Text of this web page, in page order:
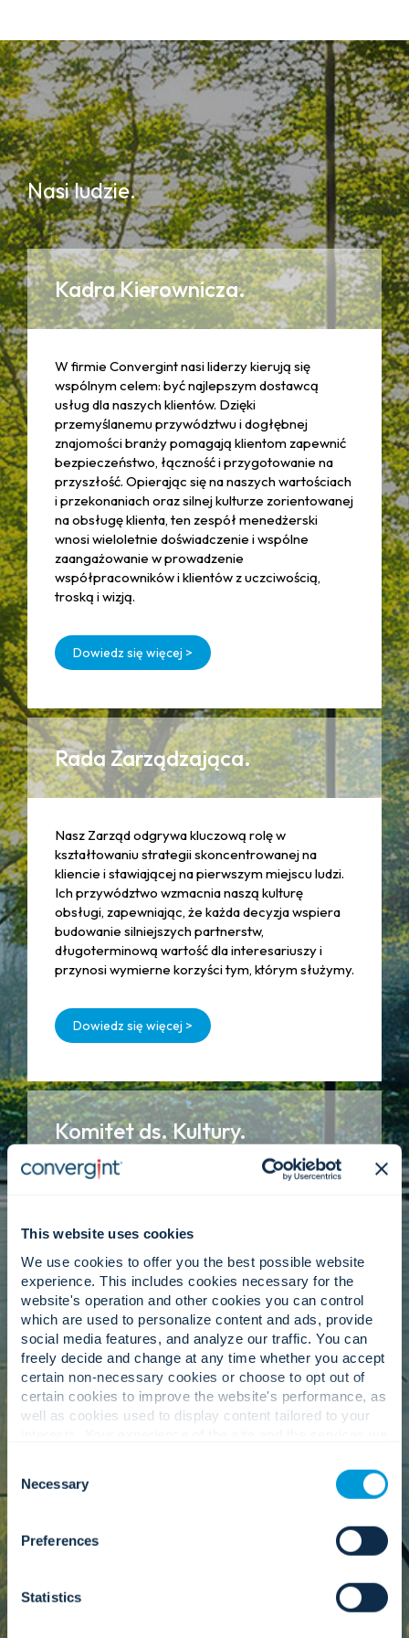
This website uses cookies
We use cookies to offer you the best possible website
experience. This includes cookies necessary for the
website's operation and other cookies you can control
which are used to personalize content and ads, provide
social media features, and analyze our traffic. You can
freely decide and change at any time whether you accept
certain non-necessary cookies or choose to opt out of
certain cookies to improve the website's performance, as
well as cookies used to display content tailored to your
cookies. Click "Show details" below for more information
about who we share your information with.
Selection
Necessary
Preferences
Statistics
Nasi ludzie.
Kadra Kierownicza.
W firmie Convergint nasi liderzy kierują się
wspólnym celem: być najlepszym dostawcą
usług dla naszych klientów. Dzięki
przemyślanemu przywództwu i dogłębnej
znajomości branży pomagają klientom zapewnić
bezpieczeństwo, łączność i przygotowanie na
przyszłość. Opierając się na naszych wartościach
i przekonaniach oraz silnej kulturze zorientowanej
na obsługę klienta, ten zespół menedżerski
wnosi wieloletnie doświadczenie i wspólne
zaangażowanie w prowadzenie
współpracowników i klientów z uczciwością,
troską i wizją.
Dowiedz się więcej >
Rada Zarządzająca.
Nasz Zarząd odgrywa kluczową rolę w
kształtowaniu strategii skoncentrowanej na
kliencie i stawiającej na pierwszym miejscu ludzi.
Ich przywództwo wzmacnia naszą kulturę
obsługi, zapewniając, że każda decyzja wspiera
budowanie silniejszych partnerstw,
długoterminową wartość dla interesariuszy i
przynosi wymierne korzyści tym, którym służymy.
Dowiedz się więcej >
Komitet ds. Kultury.
działania. Komitet ds. kultury w firmie Convergint
miejscu ludzi pozostały w centrum naszego
sposobu działania. Poprzez inicjatywy
skoncentrowane na pracy na rzecz społeczności,
inkluzywności i zaangażowaniu
współpracowników, komitet wspiera silną i
zintegrowaną kulturę firmy, w miarę jak rozwijamy
się na całym świecie.